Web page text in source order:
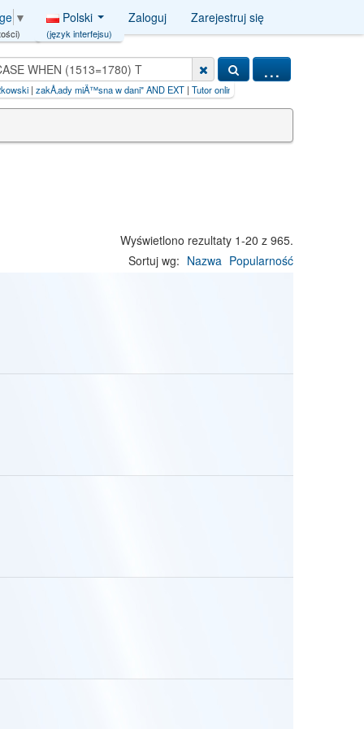
▼ Polski
(język interfejsu)
Zaloguj Zarejestruj się
...
miÄ™sna w dani" AND EXT|Tutor online menghasilkan uang【G
Wyświetlono rezultaty 1-20 z 965.
Sortuj wg: Nazwa Popularność